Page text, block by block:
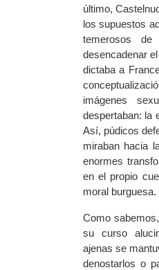
último,
los supuestos
temerosos
desencadenar
dictaba a
imágenes
despertaban: la
Así, púdicos
miraban hacia
enormes
en el propio
moral burguesa.
Como
su curso
ajenas se
denostarlos o